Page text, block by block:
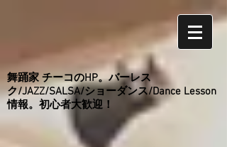
舞踊家 チーコのHP。バーレス
ク/JAZZ/SALSA/ショーダンス/Dance Lesson
情報。初心者大歓迎！